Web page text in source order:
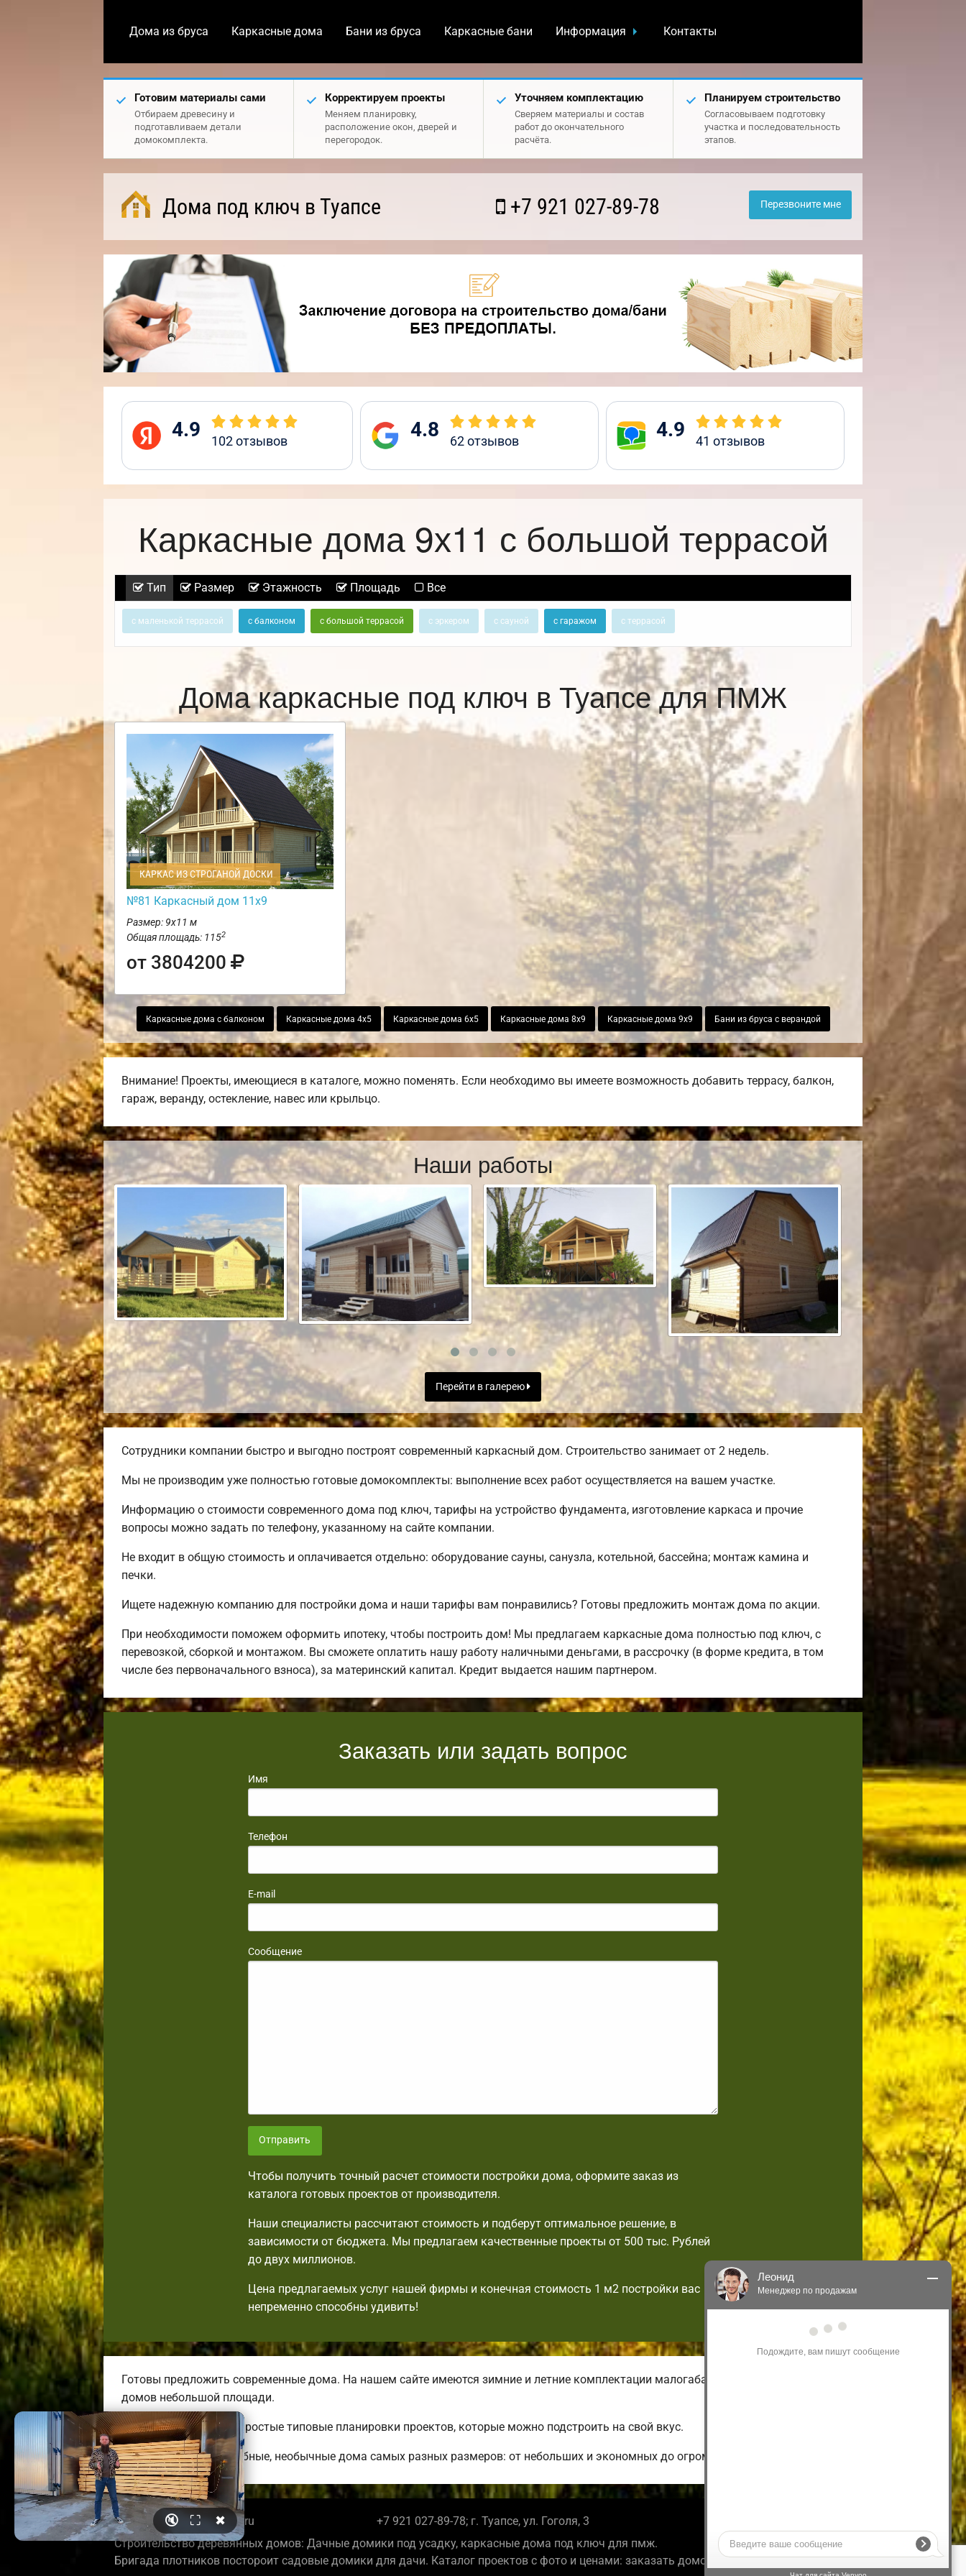
Дома из бруса Каркасные дома Бани из бруса Каркасные бани Информация Контакты
Готовим материалы сами
Отбираем древесину и
подготавливаем детали
домокомплекта.
Корректируем проекты
Меняем планировку,
расположение окон, дверей и
перегородок.
Уточняем комплектацию
Сверяем материалы и состав
работ до окончательного
расчёта.
Планируем строительство
Согласовываем подготовку
участка и последовательность
этапов.
Дома под ключ в Туапсе +7 921 027-89-78 Перезвоните мне
4.9 102отзывов 4.8 62отзывов 4.9 41 отзывов
Каркасные дома 9х11 с большой террасой
Тип Размер Этажность Площадь Все
с маленькой террасой с балконом с большой террасой с эркером с сауной с гаражом с террасой
Дома каркасные под ключ в Туапсе для ПМЖ
КАРКАС ИЗ СТРОГАНОЙ ДОСКИ
№81 Каркасный дом 11х9
Размер: 9х11 м
Общая площадь: 1152
от 3804200
Каркасные дома с балконом Каркасные дома 4х5 Каркасные дома 6х5 Каркасные дома 8х9 Каркасные дома 9х9 Бани из бруса с верандой
Внимание! Проекты, имеющиеся в каталоге, можно поменять. Если необходимо вы имеете возможность добавить террасу, балкон,
гараж, веранду, остекление, навес или крыльцо.
Наши работы
Перейти в галерею
Сотрудники компании быстро и выгодно построят современный каркасный дом. Строительство занимает от 2 недель.
Мы не производим уже полностью готовые домокомплекты: выполнение всех работ осуществляется на вашем участке.
Информацию о стоимости современного дома под ключ, тарифы на устройство фундамента, изготовление каркаса и прочие
вопросы можно задать по телефону, указанному на сайте компании.
Не входит в общую стоимость и оплачивается отдельно: оборудование сауны, санузла, котельной, бассейна; монтаж камина и
печки.
Ищете надежную компанию для постройки дома и наши тарифы вам понравились? Готовы предложить монтаж дома по акции.
При необходимости поможем оформить ипотеку, чтобы построить дом! Мы предлагаем каркасные дома полностью под ключ, с
перевозкой, сборкой и монтажом. Вы сможете оплатить нашу работу наличными деньгами, в рассрочку (в форме кредита, в том
числе без первоначального взноса), за материнский капитал. Кредит выдается нашим партнером.
Заказать или задать вопрос
Имя
Телефон
E-mail
Сообщение
Отправить
Чтобы получить точный расчет стоимости постройки дома, оформите заказ из
каталога готовых проектов от производителя.
Наши специалисты рассчитают стоимость и подберут оптимальное решение, в
зависимости от бюджета. Мы предлагаем качественные проекты от 500 тыс. Рублей
до двух миллионов.
Цена предлагаемых услуг нашей фирмы и конечная стоимость 1 м2 постройки вас
непременно способны удивить!
Готовы предложить современные дома. На нашем сайте имеются зимние и летние комплектации малогабаритных нестандартных
домов небольшой площади.
Вы сможете выбрать простые типовые планировки проектов, которые можно подстроить на свой вкус.
Строим красивые, удобные, необычные дома самых разных размеров: от небольших и экономных до огромных коттеджей.
© 2026 tuapsebrusdoma.ru +7 921 027-89-78; г. Туапсе, ул. Гоголя, 3
Строительство деревянных домов: Дачные домики под усадку, каркасные дома под ключ для пмж.
Бригада плотников постороит садовые домики для дачи. Каталог проектов с фото и ценами: заказать домокомплект.
🔇 ⛶ ✖
Леонид
Менеджер по продажам
Здравствуйте! Я могу
акциям и проектам.